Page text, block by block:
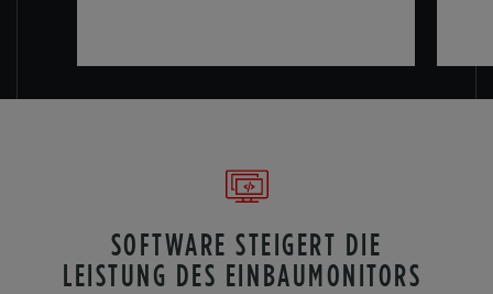
SOFTWARE STEIGERT DIE
LEISTUNG DES EINBAUMONITORS